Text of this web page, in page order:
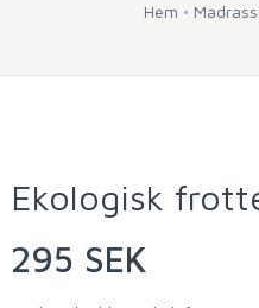
Hem
Ekologisk
295 SEK